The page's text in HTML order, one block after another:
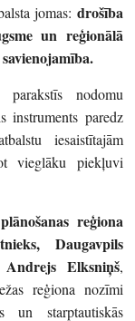
jomas: drošība
un reģionālā
parakstīs nodomu
instruments paredz
iesaistītajām
vieglāku piekļuvi
reģiona
Daugavpils
Andrejs Elksniņš,
reģiona nozīmi
un starptautiskās